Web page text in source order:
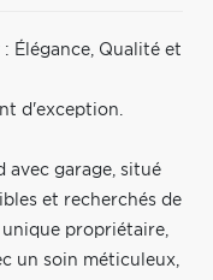
Élégance, Qualité et
d'exception.
avec garage, situé
et recherchés de
unique propriétaire,
un soin méticuleux,